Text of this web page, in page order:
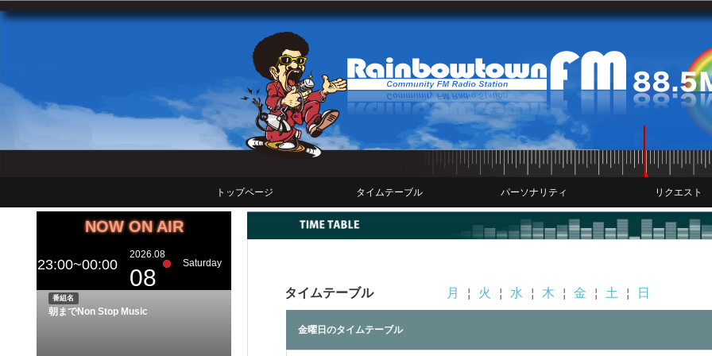
トップページ タイムテーブル パーソナリティ リクエスト
タイムテーブル 月 ￤ 火 ￤ 水 ￤ 木 ￤ 金 ￤ 土 ￤ 日
金曜日のタイムテーブル
NOW ON AIR
23:00~00:00
2026.08
08
Saturday
番組名
朝までNon Stop Music